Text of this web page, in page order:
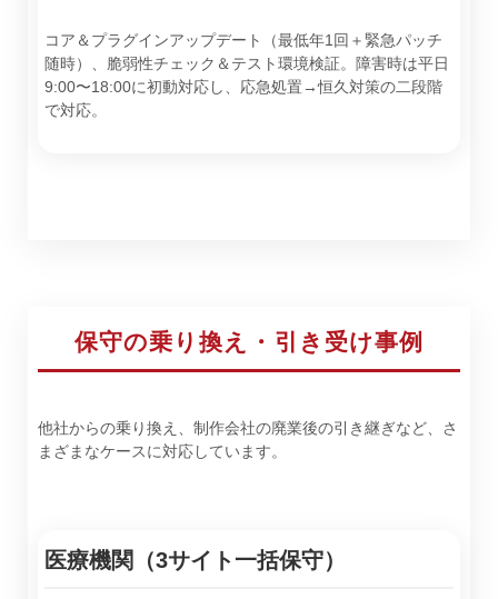
コア＆プラグインアップデート（最低年1回＋緊急パッチ
随時）、脆弱性チェック＆テスト環境検証。障害時は平日
9:00〜18:00に初動対応し、応急処置→恒久対策の二段階
で対応。
保守の乗り換え・引き受け事例
他社からの乗り換え、制作会社の廃業後の引き継ぎなど、さ
まざまなケースに対応しています。
医療機関（3サイト一括保守）